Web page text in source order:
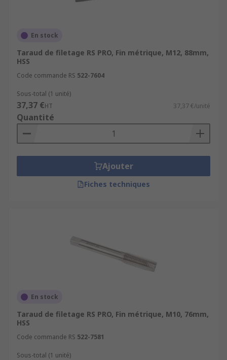
En stock
Taraud de filetage RS PRO, Fin métrique, M12, 88mm,
HSS
Code commande RS 522-7604
Sous-total (1 unité)
37,37 €HT 37,37 €/unité
Quantité
Ajouter
Fiches techniques
En stock
Taraud de filetage RS PRO, Fin métrique, M10, 76mm,
HSS
Code commande RS 522-7581
Sous-total (1 unité)